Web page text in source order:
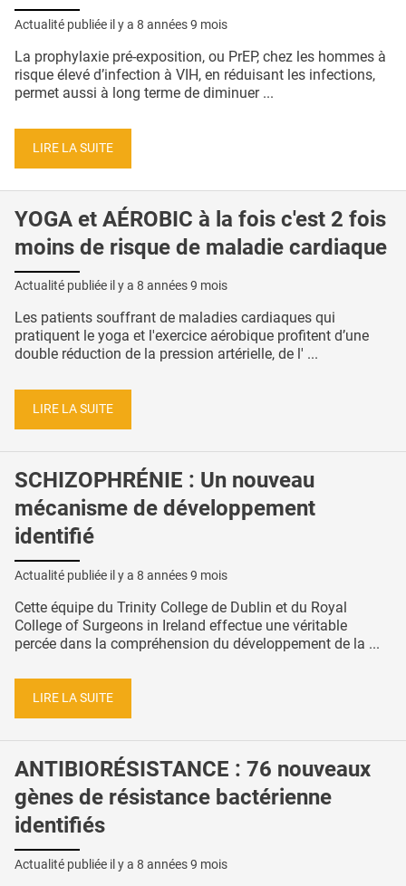
Actualité publiée il y a 8 années 9 mois
La prophylaxie pré-exposition, ou PrEP, chez les hommes à
risque élevé d’infection à VIH, en réduisant les infections,
permet aussi à long terme de diminuer ...
LIRE LA SUITE
YOGA et AÉROBIC à la fois c'est 2 fois
moins de risque de maladie cardiaque
Actualité publiée il y a 8 années 9 mois
Les patients souffrant de maladies cardiaques qui
pratiquent le yoga et l'exercice aérobique profitent d’une
double réduction de la pression artérielle, de l' ...
LIRE LA SUITE
SCHIZOPHRÉNIE : Un nouveau
mécanisme de développement
identifié
Actualité publiée il y a 8 années 9 mois
Cette équipe du Trinity College de Dublin et du Royal
College of Surgeons in Ireland effectue une véritable
percée dans la compréhension du développement de la ...
LIRE LA SUITE
ANTIBIORÉSISTANCE : 76 nouveaux
gènes de résistance bactérienne
identifiés
Actualité publiée il y a 8 années 9 mois